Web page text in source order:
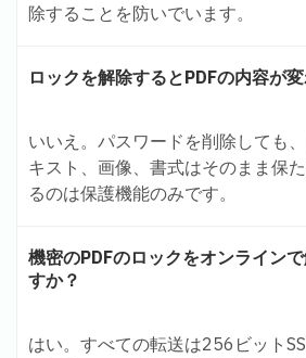
除することを防いでいます。
ロックを解除するとPDFの内容が
いいえ。パスワードを削除しても
キスト、画像、書式はそのまま保
るのは保護機能のみです。
機密のPDFのロックをオンライン
すか？
はい。すべての転送は256ビット